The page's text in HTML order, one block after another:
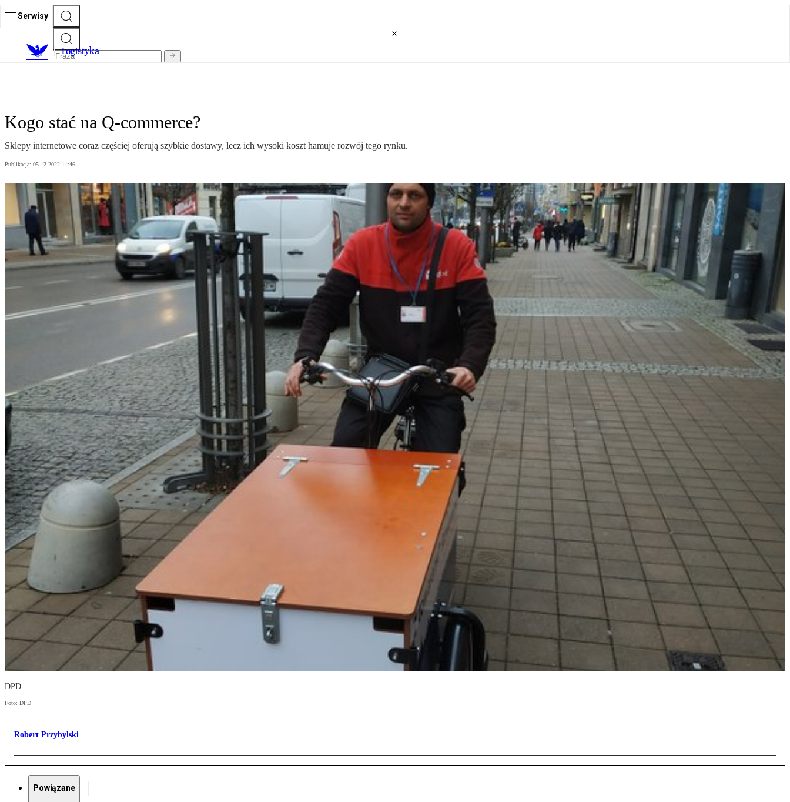
Serwisy
Logistyka
Kogo stać na Q-commerce?
Sklepy internetowe coraz częściej oferują szybkie dostawy, lecz ich wysoki koszt hamuje rozwój tego rynku.
Publikacja: 05.12.2022 11:46
DPD
Foto: DPD
Robert Przybylski
Powiązane